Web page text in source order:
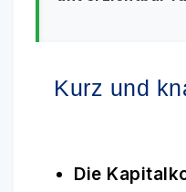
Kurz und
Die